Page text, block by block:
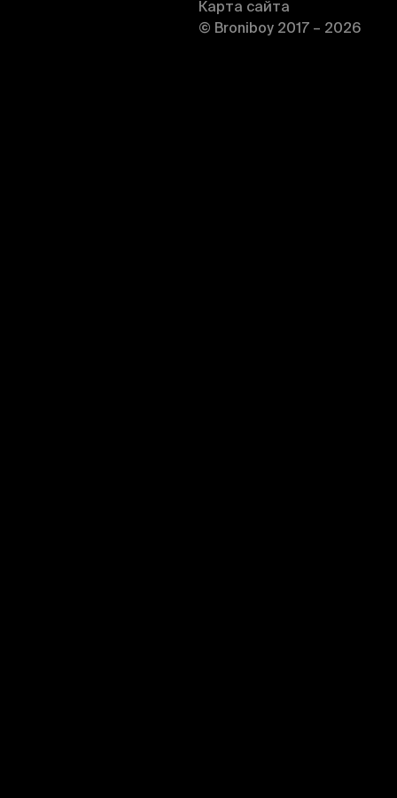
Карта сайта
© Broniboy 2017 – 2026